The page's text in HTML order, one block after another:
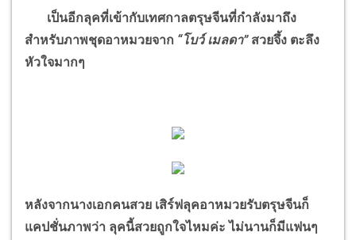
เป็นอีกลุคที่เข้ากับเทศกาลตรุษจีนที่กำลังมาถึง
สำหรับภาพชุดอาหมวยจาก “โบว์ เมลดา” สวยจึ้ง ตะลึง
หัวใจมากๆ
หลังจากนางเอกคนสวย เสิร์ฟลุคอาหมวยรับตรุษจีนก็
แคปชั่นภาพว่า ลุคนี้สวยถูกใจไหมค่ะ ไม่นานก็มีแฟนๆ